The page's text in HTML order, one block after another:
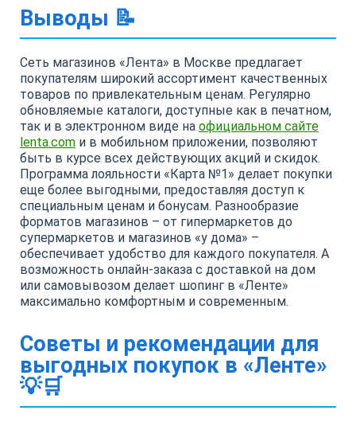
Выводы 📝
Сеть магазинов «Лента» в Москве предлагает
покупателям широкий ассортимент качественных
товаров по привлекательным ценам. Регулярно
обновляемые каталоги, доступные как в печатном,
так и в электронном виде на официальном сайте
lenta.com и в мобильном приложении, позволяют
быть в курсе всех действующих акций и скидок.
Программа лояльности «Карта №1» делает покупки
еще более выгодными, предоставляя доступ к
специальным ценам и бонусам. Разнообразие
форматов магазинов – от гипермаркетов до
супермаркетов и магазинов «у дома» –
обеспечивает удобство для каждого покупателя. А
возможность онлайн-заказа с доставкой на дом
или самовывозом делает шопинг в «Ленте»
максимально комфортным и современным.
Советы и рекомендации для
выгодных покупок в «Ленте»
💡🛒